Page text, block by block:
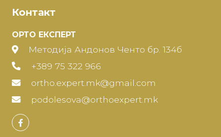
Контакт
ОРТО ЕКСПЕРТ
Методија Андонов Ченто бр. 134б
+389 75 322 966
ortho.expert.mk@gmail.com
podolesova@orthoexpert.mk